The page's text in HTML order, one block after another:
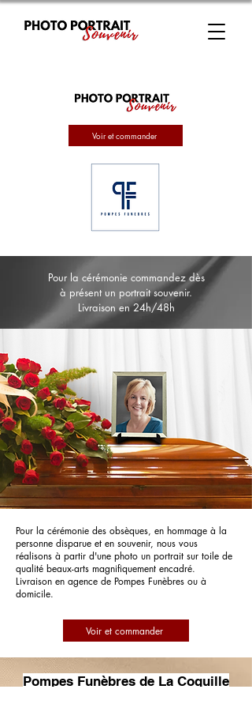
Voir et commander
Pour la cérémonie commandez dès
à présent un portrait souvenir.
Livraison en 24h/48h
Pour la cérémonie des obsèques, en hommage à la
personne disparue et en souvenir, nous vous
réalisons à partir d'une photo un portrait sur toile de
qualité beaux-arts magnifiquement encadré.
Livraison en agence de Pompes Funèbres ou à
domicile.
Voir et commander
Pompes Funèbres de La Coquille